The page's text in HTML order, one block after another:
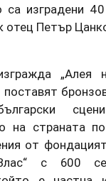
са изградени
отец Петър
„Алея
поставят
на страната
от
с 600